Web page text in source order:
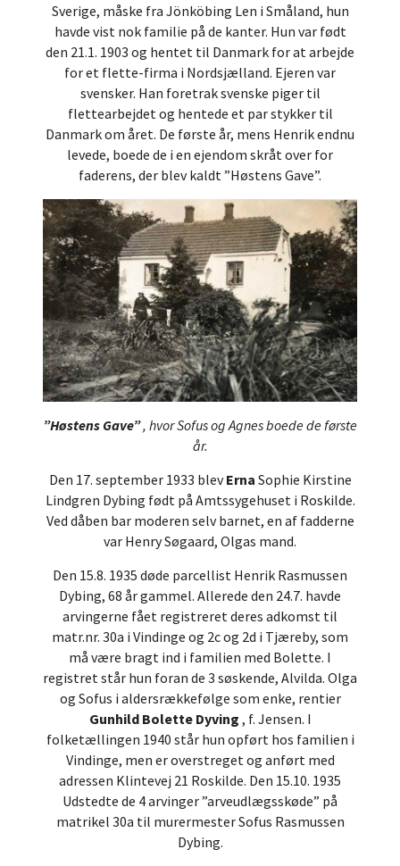
Sverige, måske fra Jönköbing Len i Småland, hun
havde vist nok familie på de kanter. Hun var født
den 21.1. 1903 og hentet til Danmark for at arbejde
for et flette-firma i Nordsjælland. Ejeren var
svensker. Han foretrak svenske piger til
flettearbejdet og hentede et par stykker til
Danmark om året. De første år, mens Henrik endnu
levede, boede de i en ejendom skråt over for
faderens, der blev kaldt ”Høstens Gave”.
”Høstens Gave”, hvor Sofus og Agnes boede de første
år.
Den 17. september 1933 blevErna Sophie Kirstine
Lindgren Dybing født på Amtssygehuset i Roskilde.
Ved dåben bar moderen selv barnet, en af fadderne
var Henry Søgaard, Olgas mand.
Den 15.8. 1935 døde parcellist Henrik Rasmussen
Dybing, 68 år gammel. Allerede den 24.7. havde
arvingerne fået registreret deres adkomst til
matr.nr. 30a i Vindinge og 2c og 2d i Tjæreby, som
må være bragt ind i familien med Bolette. I
registret står hun foran de 3 søskende, Alvilda. Olga
og Sofus i aldersrækkefølge som enke, rentier
Gunhild Bolette Dyving , f. Jensen. I
folketællingen 1940 står hun opført hos familien i
Vindinge, men er overstreget og anført med
adressen Klintevej 21 Roskilde. Den 15.10. 1935
Udstedte de 4 arvinger ”arveudlægsskøde” på
matrikel 30a til murermester Sofus Rasmussen
Dybing.